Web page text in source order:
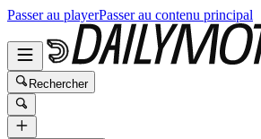
Passer au playerPasser au contenu principal
Rechercher